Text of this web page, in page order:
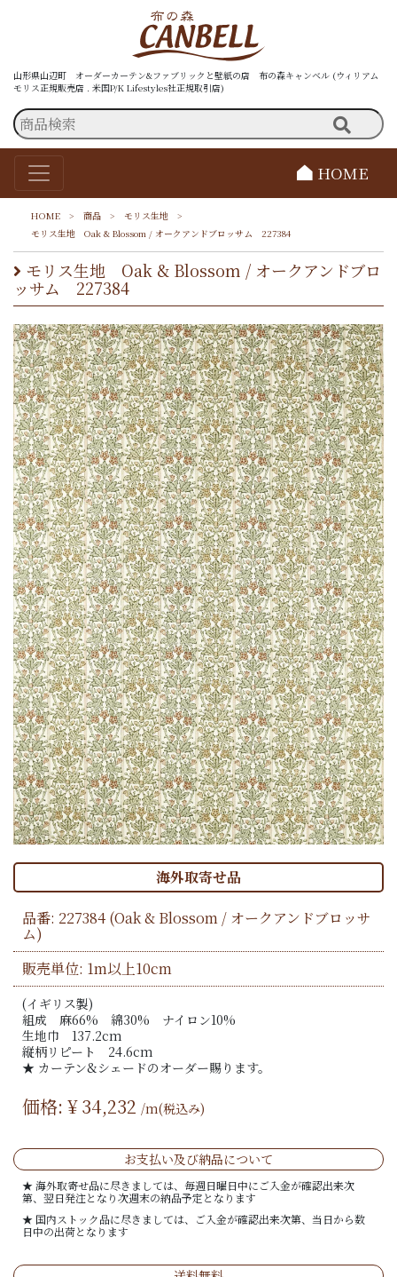
山形県山辺町 オーダーカーテン&ファブリックと壁紙の店 布の森キャンベル (ウィリアム
モリス正規販売店 . 米国P/K Lifestyles社正規取引店)
HOME
HOME > 商品 > モリス生地
>
モリス生地 Oak & Blossom / オークアンドブロッサム 227384
モリス生地 Oak & Blossom / オークアンドブロ
ッサム 227384
海外取寄せ品
品番: 227384 (Oak & Blossom / オークアンドブロッサ
ム)
販売単位: 1m以上10cm
(イギリス製)
組成 麻66% 綿30% ナイロン10%
生地巾 137.2cm
縦柄リピート 24.6cm
★ カーテン&シェードのオーダー賜ります。
価格: ¥34,232 /m(税込み)
お支払い及び納品について
★ 海外取寄せ品に尽きましては、毎週日曜日中にご入金が確認出来次
第、翌日発注となり次週末の納品予定となります
★ 国内ストック品に尽きましては、ご入金が確認出来次第、当日から数
日中の出荷となります